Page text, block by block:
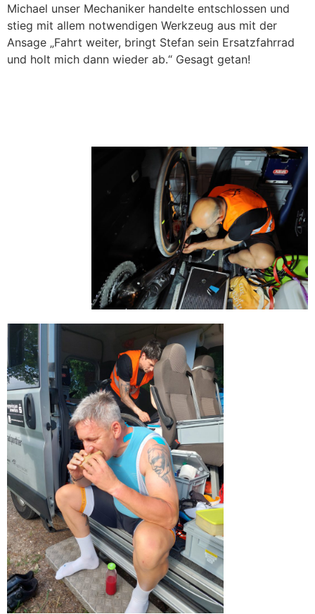
Michael unser Mechaniker handelte entschlossen und
stieg mit allem notwendigen Werkzeug aus mit der
Ansage „Fahrt weiter, bringt Stefan sein Ersatzfahrrad
und holt mich dann wieder ab.“ Gesagt getan!